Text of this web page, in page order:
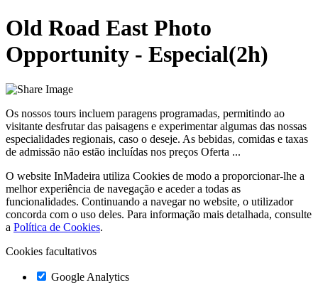
Old Road East Photo
Opportunity - Especial(2h)
Os nossos tours incluem paragens programadas, permitindo ao
visitante desfrutar das paisagens e experimentar algumas das nossas
especialidades regionais, caso o deseje. As bebidas, comidas e taxas
de admissão não estão incluídas nos preços Oferta ...
O website InMadeira utiliza Cookies de modo a proporcionar-lhe a
melhor experiência de navegação e aceder a todas as
funcionalidades. Continuando a navegar no website, o utilizador
concorda com o uso deles. Para informação mais detalhada, consulte
a Política de Cookies.
Cookies facultativos
Google Analytics